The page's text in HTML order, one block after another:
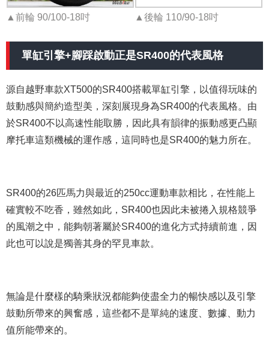
▲前輪 90/100-18吋 ▲後輪 110/90-18吋
單缸引擎+腳踩啟動正是SR400的代表風格
源自越野車款XT500的SR400搭載單缸引擎，以值得玩味的
鼓動感與簡約造型美，深刻展現身為SR400的代表風格。由
於SR400不以高速性能取勝，因此具有韻律的振動感更凸顯
摩托車這類機械的運作感，這同時也是SR400的魅力所在。
SR400的26匹馬力與最近的250cc運動車款相比，在性能上
確實較不吃香，雖然如此，SR400也因此未被捲入規格競爭
的風潮之中，能夠朝著屬於SR400的進化方式持續前進，因
此也可以說是獨善其身的罕見車款。
無論是什麼樣的騎乘狀況都能夠使盡全力的暢快感以及引擎
鼓動所帶來的興奮感，這些都不是單純的速度、數據、動力
值所能帶來的。